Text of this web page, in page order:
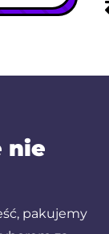
nie
pakujemy